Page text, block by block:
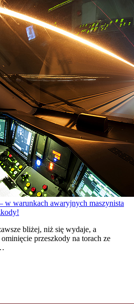
w warunkach awaryjnych maszynista
bliżej, niż się wydaje, a
przeszkody na torach ze